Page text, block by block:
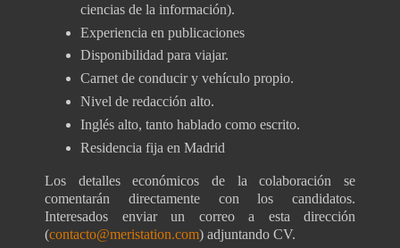
ciencias de la información).
Experiencia en publicaciones
Disponibilidad para viajar.
Carnet de conducir y vehículo propio.
Nivel de redacción alto.
Inglés alto, tanto hablado como escrito.
Residencia fija en Madrid
Los detalles económicos de la colaboración se
comentarán directamente con los candidatos.
Interesados enviar un correo a esta dirección
(contacto@meristation.com) adjuntando CV.